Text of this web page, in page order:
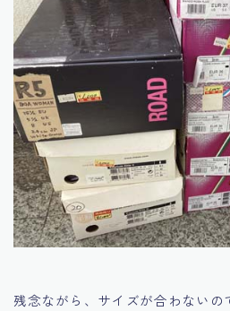
残念ながら、サイズが合わないの